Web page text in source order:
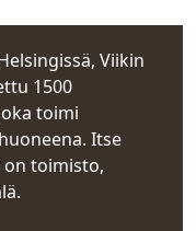
Viikin
1500
toimi
Itse
on toimisto,